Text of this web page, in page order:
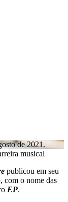
de 2021.
musical
publicou em seu
com o nome das
EP.